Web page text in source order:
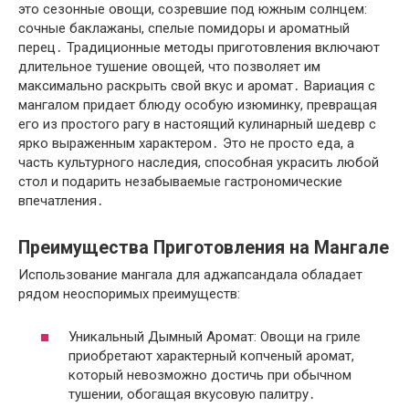
это сезонные овощи, созревшие под южным солнцем:
сочные баклажаны, спелые помидоры и ароматный
перец․ Традиционные методы приготовления включают
длительное тушение овощей, что позволяет им
максимально раскрыть свой вкус и аромат․ Вариация с
мангалом придает блюду особую изюминку, превращая
его из простого рагу в настоящий кулинарный шедевр с
ярко выраженным характером․ Это не просто еда, а
часть культурного наследия, способная украсить любой
стол и подарить незабываемые гастрономические
впечатления․
Преимущества Приготовления на Мангале
Использование мангала для аджапсандала обладает
рядом неоспоримых преимуществ:
Уникальный Дымный Аромат: Овощи на гриле
приобретают характерный копченый аромат,
который невозможно достичь при обычном
тушении, обогащая вкусовую палитру․